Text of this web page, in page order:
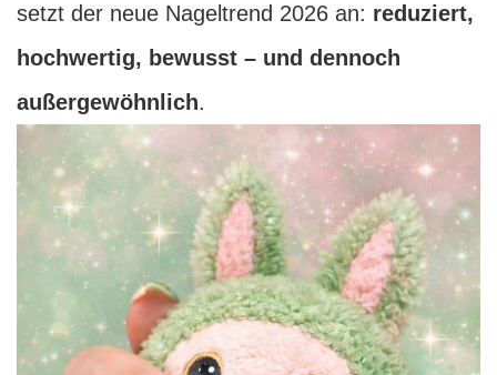
setzt der neue Nageltrend 2026 an: reduziert,
hochwertig, bewusst – und dennoch
außergewöhnlich.